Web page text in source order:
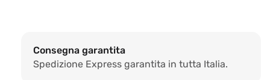
Consegna garantita
Spedizione Express garantita in tutta Italia.